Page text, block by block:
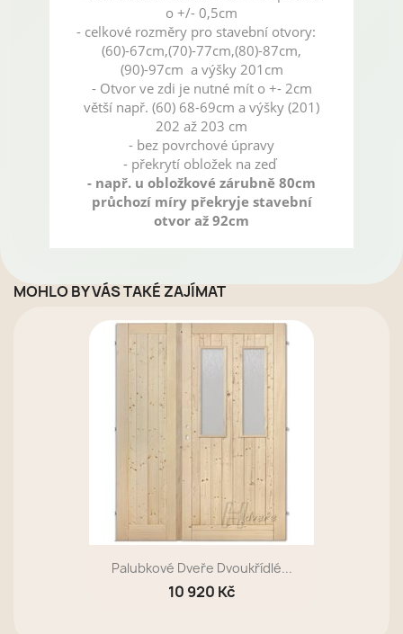
o +/- 0,5cm
- celkové rozměry pro stavební otvory:
(60)-67cm,(70)-77cm,(80)-87cm,
(90)-97cm a výšky 201cm
- Otvor ve zdi je nutné mít o +- 2cm
větší např. (60) 68-69cm a výšky (201)
202 až 203 cm
- bez povrchové úpravy
- překrytí obložek na zeď
- např. u obložkové zárubně 80cm
průchozí míry překryje stavební
otvor až 92cm
MOHLO BY VÁS TAKÉ ZAJÍMAT
Palubkové Dveře Dvoukřídlé...
10 920 Kč